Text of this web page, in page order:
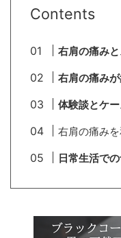
Contents
右肩の痛み
右肩の痛み
体験談とケ
右肩の痛み
日常生活で